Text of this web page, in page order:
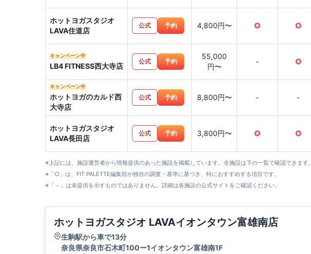
ホットヨガスタジオ
LAVA住道店
公式 予約 4,800円〜 ○ ○
キャンペーン中
LB4 FITNESS西大寺店
公式 予約
55,000
円〜
- ○
キャンペーン中
ホットヨガのカルド西
大寺店
公式 予約 8,800円〜 - -
ホットヨガスタジオ
LAVA長田店
公式 予約 3,800円〜 ○ ○
※上記には、施設運営者から情報提供のあった施設を掲載しています。全施設は下の一覧で確認できます。
※「○」は、FIT PALETTE編集部が独自の調査・基準に基づき、特におすすめする項目です。
※「－」は未提供を示すものではありません。詳細は各施設の公式サイトをご確認ください。
ホットヨガスタジオ LAVAイオンタウン富雄南店
生駒駅から車で13分
奈良県奈良市石木町100ー1イオンタウン富雄南1F